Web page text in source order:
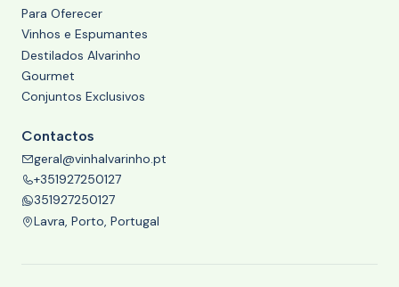
Para Oferecer
Vinhos e Espumantes
Destilados Alvarinho
Gourmet
Conjuntos Exclusivos
Contactos
geral@vinhalvarinho.pt
+351927250127
351927250127
Lavra, Porto, Portugal